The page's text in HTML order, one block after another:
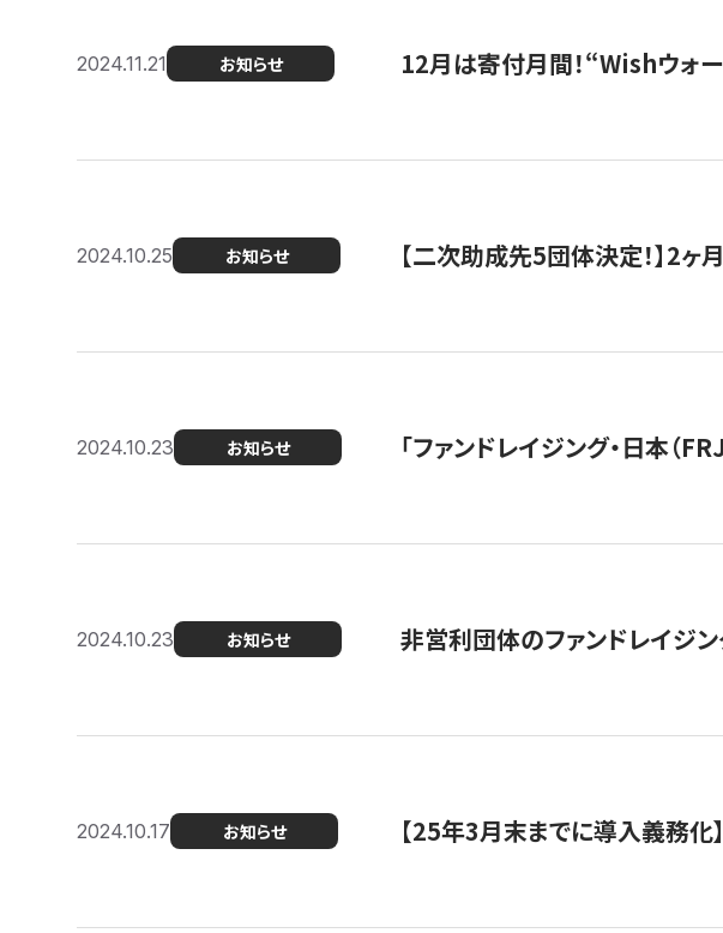
2024.11.21 お知らせ 12月は寄付月間！“Wishウォ
2024.10.25 お知らせ 【二次助成先5団体決定！】2
2024.10.23 お知らせ 「ファンドレイジング・日本（
2024.10.23 お知らせ 非営利団体のファンドレイジ
2024.10.17 お知らせ 【25年3月末までに導入義務